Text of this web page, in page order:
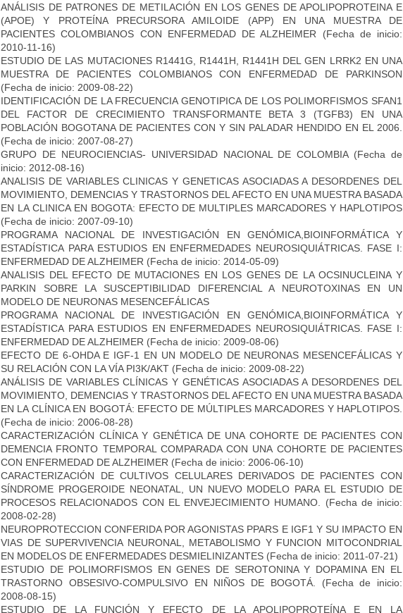
ANÁLISIS DE PATRONES DE METILACIÓN EN LOS GENES DE APOLIPOPROTEINA E
(APOE) Y PROTEÍNA PRECURSORA AMILOIDE (APP) EN UNA MUESTRA DE
PACIENTES COLOMBIANOS CON ENFERMEDAD DE ALZHEIMER (Fecha de inicio:
2010-11-16)
ESTUDIO DE LAS MUTACIONES R1441G, R1441H, R1441H DEL GEN LRRK2 EN UNA
MUESTRA DE PACIENTES COLOMBIANOS CON ENFERMEDAD DE PARKINSON
(Fecha de inicio: 2009-08-22)
IDENTIFICACIÓN DE LA FRECUENCIA GENOTIPICA DE LOS POLIMORFISMOS SFAN1
DEL FACTOR DE CRECIMIENTO TRANSFORMANTE BETA 3 (TGFB3) EN UNA
POBLACIÓN BOGOTANA DE PACIENTES CON Y SIN PALADAR HENDIDO EN EL 2006.
(Fecha de inicio: 2007-08-27)
GRUPO DE NEUROCIENCIAS- UNIVERSIDAD NACIONAL DE COLOMBIA(Fecha de
inicio: 2012-08-16)
ANALISIS DE VARIABLES CLINICAS Y GENETICAS ASOCIADAS A DESORDENES DEL
MOVIMIENTO, DEMENCIAS Y TRASTORNOS DEL AFECTO EN UNA MUESTRA BASADA
EN LA CLINICA EN BOGOTA: EFECTO DE MULTIPLES MARCADORES Y HAPLOTIPOS
(Fecha de inicio: 2007-09-10)
PROGRAMA NACIONAL DE INVESTIGACIÓN EN GENÓMICA,BIOINFORMÁTICA Y
ESTADÍSTICA PARA ESTUDIOS EN ENFERMEDADES NEUROSIQUIÁTRICAS. FASE I:
ENFERMEDAD DE ALZHEIMER (Fecha de inicio: 2014-05-09)
ANALISIS DEL EFECTO DE MUTACIONES EN LOS GENES DE LA OCSINUCLEINA Y
PARKIN SOBRE LA SUSCEPTIBILIDAD DIFERENCIAL A NEUROTOXINAS EN UN
MODELO DE NEURONAS MESENCEFÁLICAS
PROGRAMA NACIONAL DE INVESTIGACIÓN EN GENÓMICA,BIOINFORMÁTICA Y
ESTADÍSTICA PARA ESTUDIOS EN ENFERMEDADES NEUROSIQUIÁTRICAS. FASE I:
ENFERMEDAD DE ALZHEIMER (Fecha de inicio: 2009-08-06)
EFECTO DE 6-OHDA E IGF-1 EN UN MODELO DE NEURONAS MESENCEFÁLICAS Y
SU RELACIÓN CON LA VÍA PI3K/AKT (Fecha de inicio: 2009-08-22)
ANÁLISIS DE VARIABLES CLÍNICAS Y GENÉTICAS ASOCIADAS A DESORDENES DEL
MOVIMIENTO, DEMENCIAS Y TRASTORNOS DEL AFECTO EN UNA MUESTRA BASADA
EN LA CLÍNICA EN BOGOTÁ: EFECTO DE MÚLTIPLES MARCADORES Y HAPLOTIPOS.
(Fecha de inicio: 2006-08-28)
CARACTERIZACIÓN CLÍNICA Y GENÉTICA DE UNA COHORTE DE PACIENTES CON
DEMENCIA FRONTO TEMPORAL COMPARADA CON UNA COHORTE DE PACIENTES
CON ENFERMEDAD DE ALZHEIMER (Fecha de inicio: 2006-06-10)
CARACTERIZACIÓN DE CULTIVOS CELULARES DERIVADOS DE PACIENTES CON
SÍNDROME PROGEROIDE NEONATAL, UN NUEVO MODELO PARA EL ESTUDIO DE
PROCESOS RELACIONADOS CON EL ENVEJECIMIENTO HUMANO.
(Fecha de inicio:
2008-02-28)
NEUROPROTECCION CONFERIDA POR AGONISTAS PPARS E IGF1 Y SU IMPACTO EN
VIAS DE SUPERVIVENCIA NEURONAL, METABOLISMO Y FUNCION MITOCONDRIAL
EN MODELOS DE ENFERMEDADES DESMIELINIZANTES (Fecha de inicio: 2011-07-21)
ESTUDIO DE POLIMORFISMOS EN GENES DE SEROTONINA Y DOPAMINA EN EL
TRASTORNO OBSESIVO-COMPULSIVO EN NIÑOS DE BOGOTÁ.
(Fecha de inicio:
2008-08-15)
ESTUDIO DE LA FUNCIÓN Y EFECTO DE LA APOLIPOPROTEÍNA E EN LA